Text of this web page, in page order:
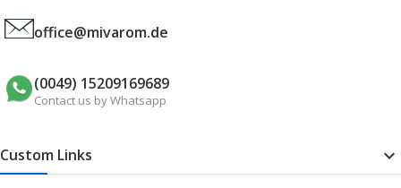
office@mivarom.de
(0049) 15209169689
Contact us by Whatsapp
Custom Links 